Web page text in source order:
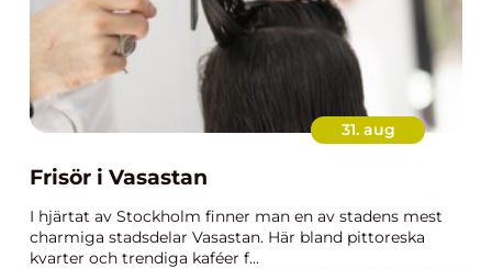
31. aug
Frisör i Vasastan
I hjärtat av Stockholm finner man en av stadens mest
charmiga stadsdelar Vasastan. Här bland pittoreska
kvarter och trendiga kaféer f...